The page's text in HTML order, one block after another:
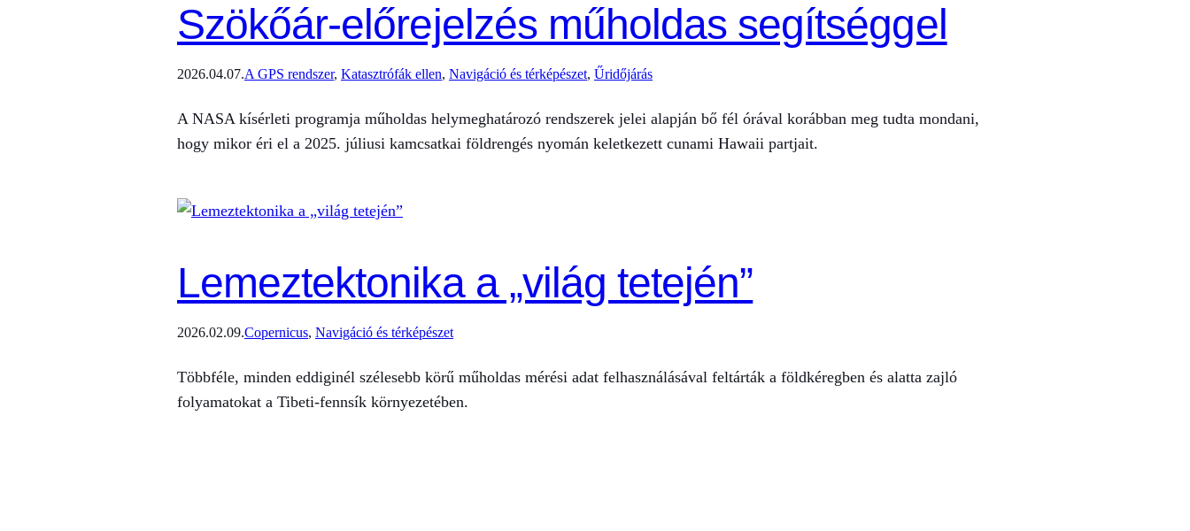
Szökőár-előrejelzés műholdas segítséggel
2026.04.07.A GPS rendszer, Katasztrófák ellen, Navigáció és térképészet, Űridőjárás
A NASA kísérleti programja műholdas helymeghatározó rendszerek jelei alapján bő fél órával korábban meg tudta mondani,
hogy mikor éri el a 2025. júliusi kamcsatkai földrengés nyomán keletkezett cunami Hawaii partjait.
Lemeztektonika a „világ tetején”
2026.02.09.Copernicus, Navigáció és térképészet
Többféle, minden eddiginél szélesebb körű műholdas mérési adat felhasználásával feltárták a földkéregben és alatta zajló
folyamatokat a Tibeti-fennsík környezetében.